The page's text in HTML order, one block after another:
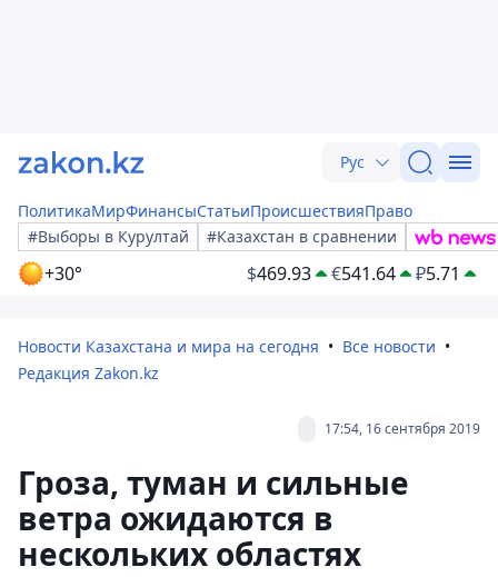
Рус
ПолитикаМирФинансыСтатьиПроисшествияПраво
#Выборы в Курултай
#Казахстан в сравнении
+30° $469.93 €541.64 ₽5.71
Новости Казахстана и мира на сегодня
Все новости
Редакция Zakon.kz
17:54, 16 сентября 2019
Гроза, туман и сильные
ветра ожидаются в
нескольких областях